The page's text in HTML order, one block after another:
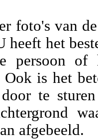
foto's van
heeft het
persoon of
Ook is het
te
afgebeeld.